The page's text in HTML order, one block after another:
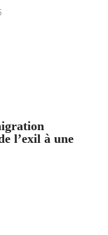
l’exil à une